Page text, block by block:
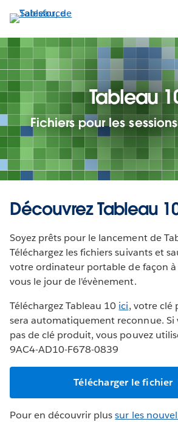
Aller
au
contenu
principal
Tableau
Fichiers pour les
Découvrez Tableau
Soyez prêts pour le lancement de
Téléchargez les fichiers suivants et
votre ordinateur portable de façon à
vous le jour de l'évènement.
Téléchargez Tableau 10 ici, votre clé
sera automatiquement reconnue. Si
pas de clé produit, vous pouvez
9AC4-AD10-F678-0839
Télécharger le fichier
Pour en découvrir plussur les